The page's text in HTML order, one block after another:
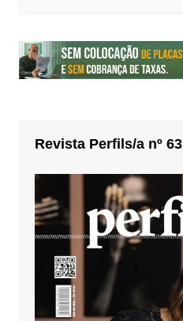
Revista Perfils/a nº 63